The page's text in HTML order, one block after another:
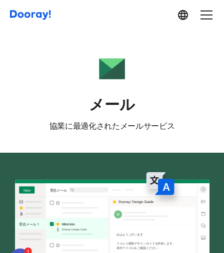
メール
協業に最適化されたメールサービス
受信メール
New
おはようございます
ドゥレイ新規デザインガイドを共有します。
添付ファイルをご確認ください
受信メール